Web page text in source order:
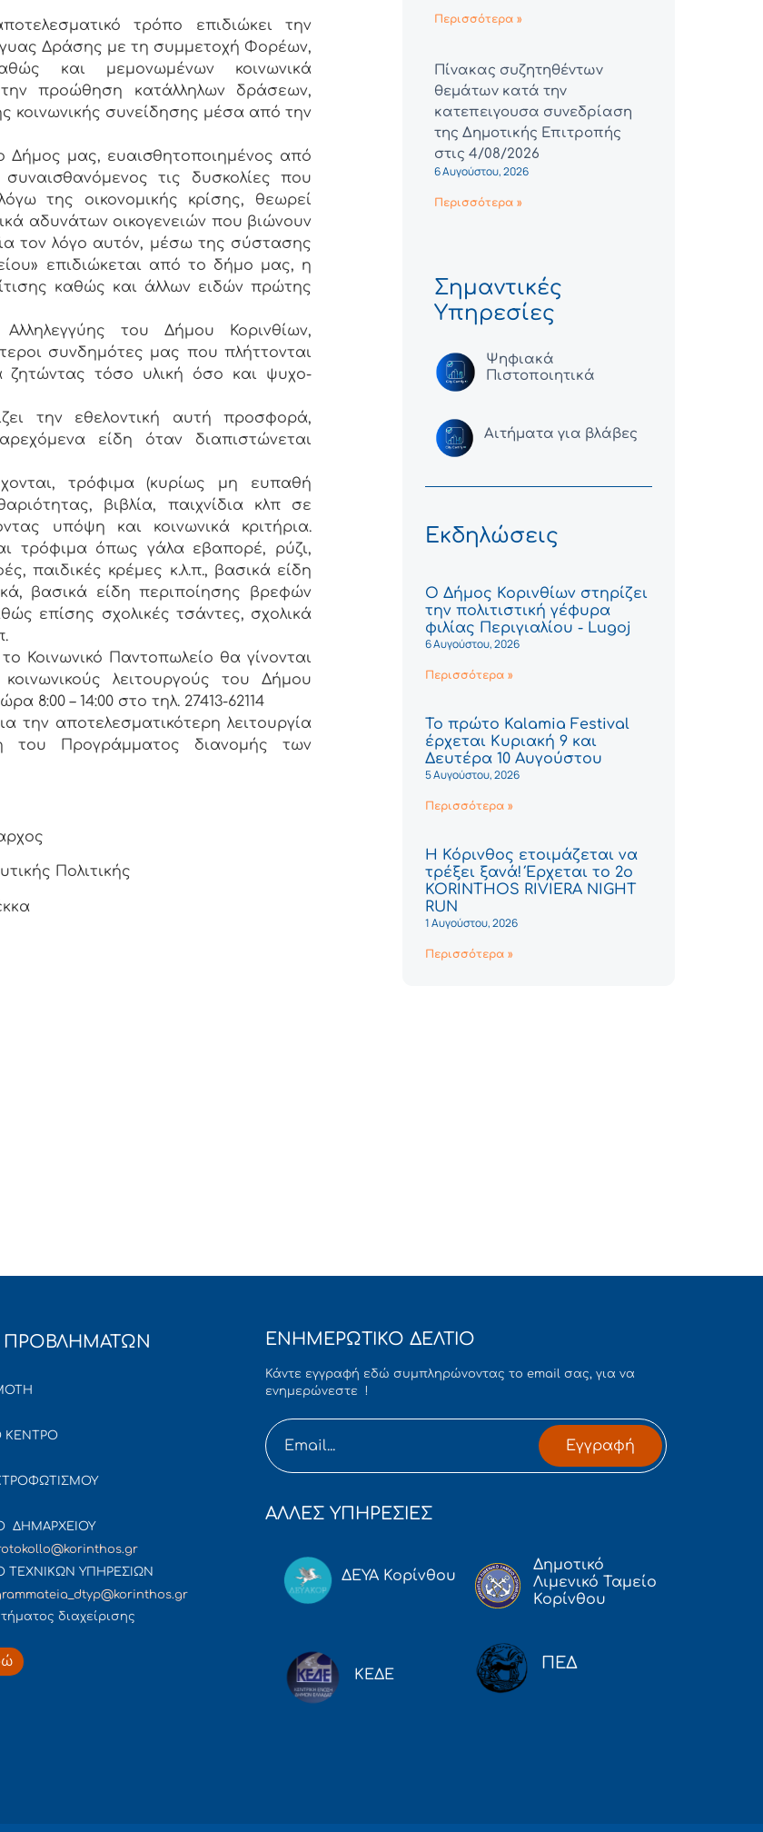
τρόπο επιδιώκει την
Δράσης με τη συμμετοχή Φορέων,
και μεμονωμένων κοινωνικά
προώθηση κατάλληλων δράσεων,
κοινωνικής συνείδησης μέσα από την
Δήμος μας, ευαισθητοποιημένος από
τις δυσκολίες που
της οικονομικής κρίσης, θεωρεί
αδυνάτων οικογενειών που βιώνουν
τον λόγο αυτόν, μέσω της σύστασης
επιδιώκεται από το δήμο μας, η
καθώς και άλλων ειδών πρώτης
του Δήμου Κορινθίων,
συνδημότες μας που πλήττονται
ζητώντας τόσο υλική όσο και ψυχο-
την εθελοντική αυτή προσφορά,
είδη όταν διαπιστώνεται
τρόφιμα (κυρίως μη ευπαθή
βιβλία, παιχνίδια κλπ σε
υπόψη και κοινωνικά κριτήρια.
τρόφιμα όπως γάλα εβαπορέ, ρύζι,
παιδικές κρέμες κ.λ.π., βασικά είδη
βασικά είδη περιποίησης βρεφών
επίσης σχολικές τσάντες, σχολικά
Κοινωνικό Παντοπωλείο θα γίνονται
λειτουργούς του Δήμου
8:00 – 14:00 στο τηλ. 27413-62114
την αποτελεσματικότερη λειτουργία
του Προγράμματος διανομής των
Πολιτικής
Περισσότερα »
Πίνακας συζητηθέντων
θεμάτων κατά την
κατεπειγουσα συνεδρίαση
της Δημοτικής Επιτροπής
στις 4/08/2026
6 Αυγούστου, 2026
Περισσότερα »
Σημαντικές
Υπηρεσίες
Ψηφιακά
Πιστοποιητικά
Αιτήματα για βλάβες
Εκδηλώσεις
Ο Δήμος Κορινθίων στηρίζει
την πολιτιστική γέφυρα
φιλίας Περιγιαλίου - Lugoj
6 Αυγούστου, 2026
Περισσότερα »
Το πρώτο Kalamia Festival
έρχεται Κυριακή 9 και
Δευτέρα 10 Αυγούστου
5 Αυγούστου, 2026
Περισσότερα »
Η Κόρινθος ετοιμάζεται να
τρέξει ξανά! Έρχεται το 2ο
KORINTHOS RIVIERA NIGHT
RUN
1 Αυγούστου, 2026
Περισσότερα »
ΚΕΝΤΡΟ
ΔΗΜΑΡΧΕΙΟΥ
ΤΕΧΝΙΚΩΝ ΥΠΗΡΕΣΙΩΝ
διαχείρισης
ΕΝΗΜΕΡΩΤΙΚΟ ΔΕΛΤΙΟ
Κάντε εγγραφή εδώ συμπληρώνοντας το email σας, για να
ενημερώνεστε !
Εγγραφή
ΑΛΛΕΣ ΥΠΗΡΕΣΙΕΣ
ΔΕΥΑ Κορίνθου
Δημοτικό
Λιμενικό Ταμείο
Κορίνθου
ΚΕΔΕ
ΠΕΔ